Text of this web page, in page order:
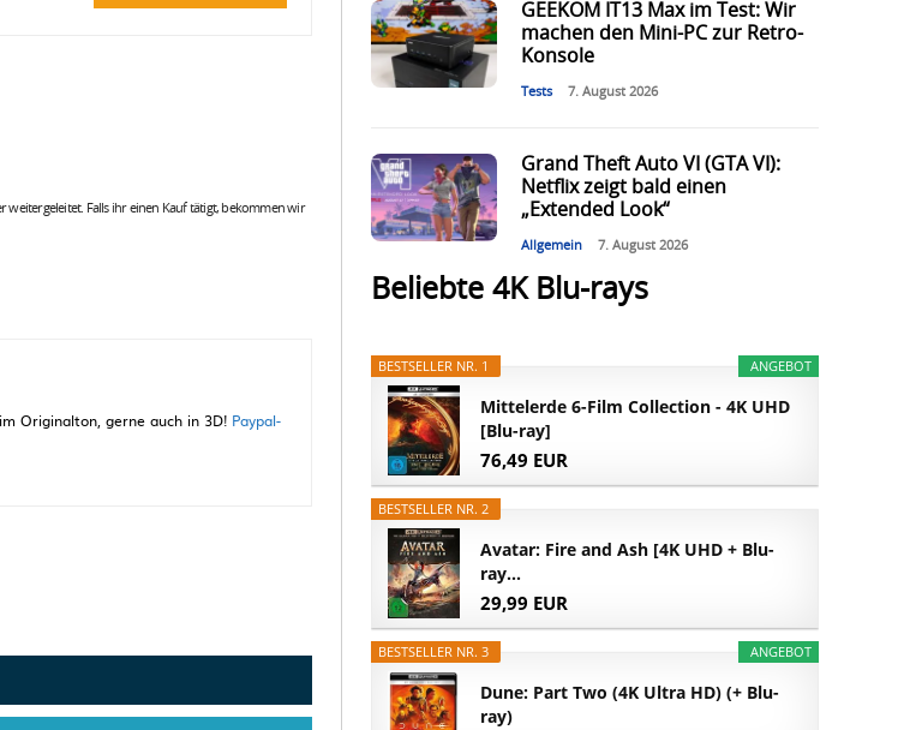
Falls ihr einen Kauf tätigt, bekommen wir
Originalton, gerne auch in 3D! Paypal-
GEEKOM IT13 Max im Test: Wir
machen den Mini-PC zur Retro-
Konsole
Tests 7. August 2026
Grand Theft Auto VI (GTA VI):
Netflix zeigt bald einen
„Extended Look“
Allgemein 7. August 2026
Beliebte 4K Blu-rays
ANGEBOT
BESTSELLER NR. 1
Mittelerde 6-Film Collection - 4K UHD
[Blu-ray]
76,49 EUR
BESTSELLER NR. 2
Avatar: Fire and Ash [4K UHD + Blu-
ray...
29,99 EUR
ANGEBOT
BESTSELLER NR. 3
Dune: Part Two (4K Ultra HD) (+ Blu-
ray)